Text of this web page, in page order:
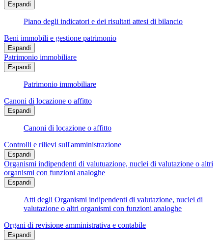
Espandi
Piano degli indicatori e dei risultati attesi di bilancio
Beni immobili e gestione patrimonio
Espandi
Patrimonio immobiliare
Espandi
Patrimonio immobiliare
Canoni di locazione o affitto
Espandi
Canoni di locazione o affitto
Controlli e rilievi sull'amministrazione
Espandi
Organismi indipendenti di valutuazione, nuclei di valutazione o altri
organismi con funzioni analoghe
Espandi
Atti degli Organismi indipendenti di valutazione, nuclei di
valutazione o altri organismi con funzioni analoghe
Organi di revisione amministrativa e contabile
Espandi